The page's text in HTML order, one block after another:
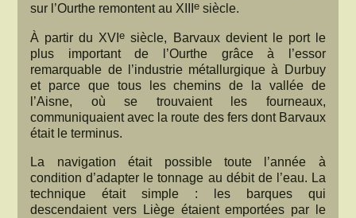
sur l’Ourthe remontent au XIIIe siècle.
À partir du XVIe siècle, Barvaux devient le port le
plus important de l’Ourthe grâce à l’essor
remarquable de l’industrie métallurgique à Durbuy
et parce que tous les chemins de la vallée de
l’Aisne, où se trouvaient les fourneaux,
communiquaient avec la route des fers dont Barvaux
était le terminus.
La navigation était possible toute l’année à
condition d’adapter le tonnage au débit de l’eau. La
technique était simple : les barques qui
descendaient vers Liège étaient emportées par le